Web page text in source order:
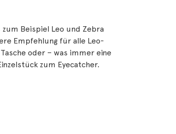
Beispiel Leo und Zebra
Empfehlung für alle Leo-
oder – was immer eine
zum Eyecatcher.